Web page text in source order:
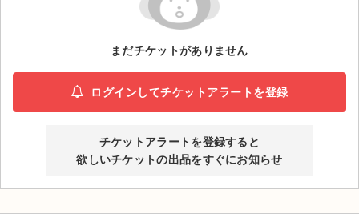
演劇・ミュージカル
ご利用ガイド
ご利用ガイド
手数料・お支払い方法
まだチケットがありません
ログインしてチケットアラートを登録
チケットアラートを登録すると
欲しいチケットの出品をすぐにお知らせ